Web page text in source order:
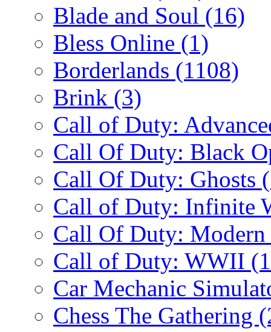
Blade and Soul (16)
Bless Online (1)
Borderlands (1108)
Brink (3)
Call of Duty:
Call Of Duty: Black
Call Of Duty: Ghosts
Call of Duty: Infinite
Call Of Duty:
Call of Duty: WWII
Car Mechanic
Chess The Gathering